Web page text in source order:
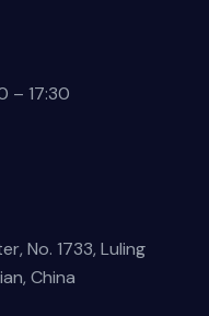
– 17:30
No. 1733, Luling
China